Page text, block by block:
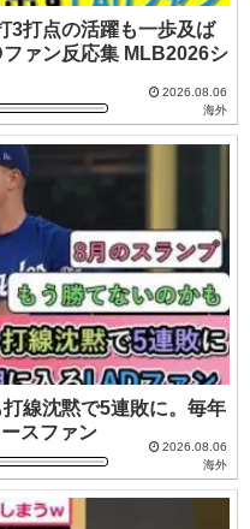
3打点の活躍も一歩及ば
ァン反応集 MLB2026シ
2026.08.06
海外
打線沈黙で5連敗に。毎年
スファン
2026.08.06
海外